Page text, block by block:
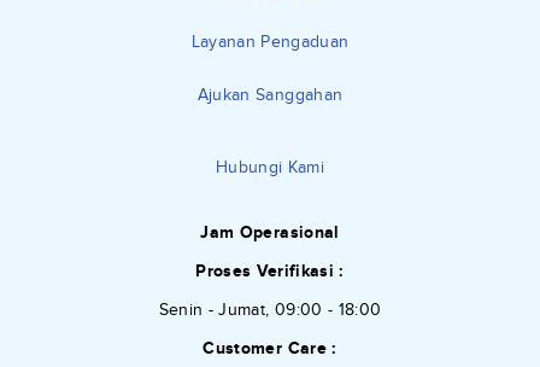
Layanan Pengaduan
Ajukan Sanggahan
Hubungi Kami
Jam Operasional
Proses Verifikasi :
Senin - Jumat, 09:00 - 18:00
Customer Care :